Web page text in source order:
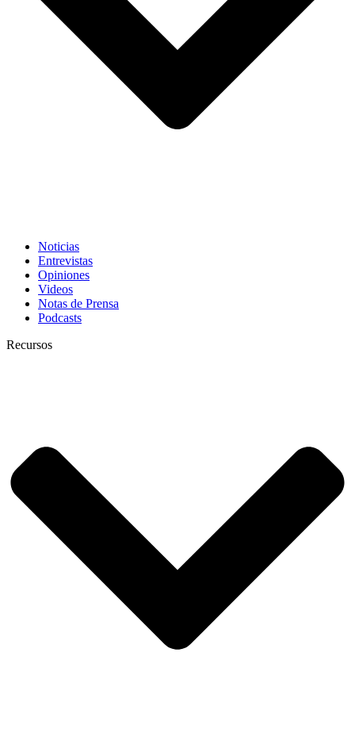
Noticias
Entrevistas
Opiniones
Videos
Notas de Prensa
Podcasts
Recursos